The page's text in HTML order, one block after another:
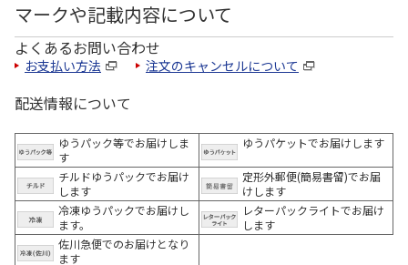
マークや記載内容について
よくあるお問い合わせ
お支払い方法 注文のキャンセルについて
配送情報について
ゆうパック等でお届けしま
す
ゆうパケットでお届けします
チルドゆうパックでお届け
します
定形外郵便(簡易書留)でお届
けします
冷凍ゆうパックでお届けし
ます。
レターパックライトでお届け
します
佐川急便でのお届けとなり
ます